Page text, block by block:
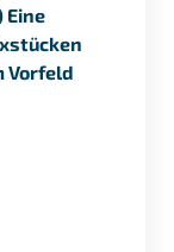
Eine
Vorfeld